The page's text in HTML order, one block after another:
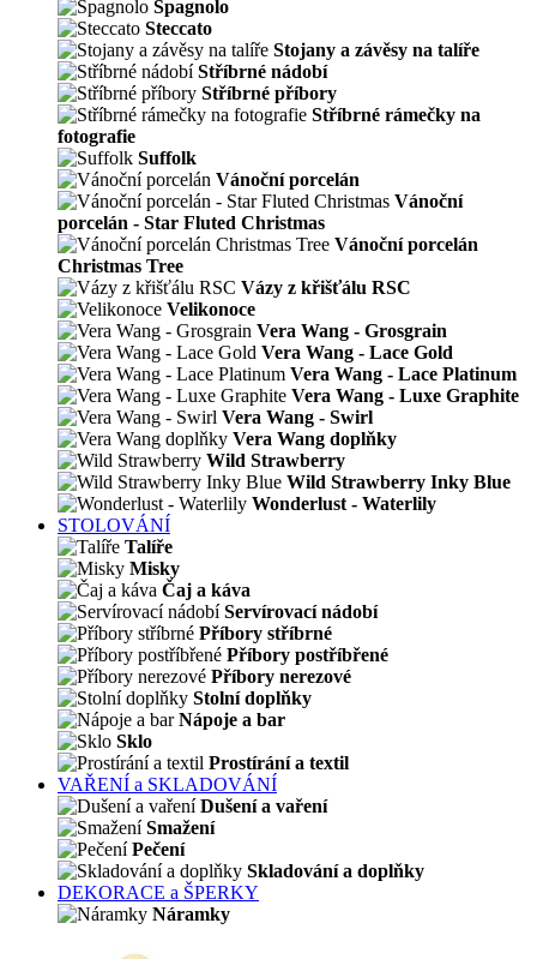
Spagnolo
Steccato
Stojany a závěsy na talíře
Stříbrné nádobí
Stříbrné příbory
Stříbrné rámečky na
fotografie
Suffolk
Vánoční porcelán
Vánoční
porcelán - Star Fluted Christmas
Vánoční porcelán
Christmas Tree
Vázy z křišťálu RSC
Velikonoce
Vera Wang - Grosgrain
Vera Wang - Lace Gold
Vera Wang - Lace Platinum
Vera Wang - Luxe Graphite
Vera Wang - Swirl
Vera Wang doplňky
Wild Strawberry
Wild Strawberry Inky Blue
Wonderlust - Waterlily
STOLOVÁNÍ
Talíře
Misky
Čaj a káva
Servírovací nádobí
Příbory stříbrné
Příbory postříbřené
Příbory nerezové
Stolní doplňky
Nápoje a bar
Sklo
Prostírání a textil
VAŘENÍ a SKLADOVÁNÍ
Dušení a vaření
Smažení
Pečení
Skladování a doplňky
DEKORACE a ŠPERKY
Náramky